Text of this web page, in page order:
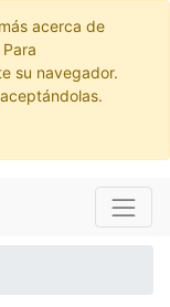
acerca de
Para
su navegador.